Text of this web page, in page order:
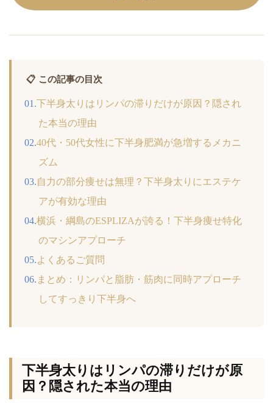
📋 この記事の目次
下半身太りはリンパの滞りだけが原因？隠され
た本当の理由
40代・50代女性に下半身肥満が急増するメカニ
ズム
自力の部分痩せは無理？下半身太りにエステケ
アが有効な理由
横浜・綱島のESPLIZAが誇る！下半身痩せ特化
のマシンアプローチ
よくあるご質問
まとめ：リンパと脂肪・筋肉に同時アプローチ
してすっきり下半身へ
下半身太りはリンパの滞りだけが原
因？隠された本当の理由